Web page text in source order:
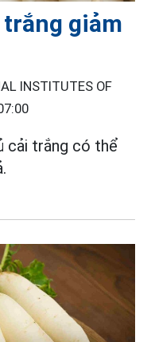
giảm
INSTITUTES OF
cải trắng có thể